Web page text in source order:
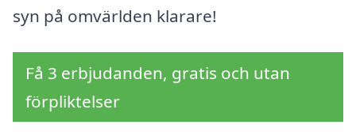
syn på omvärlden klarare!
Få 3 erbjudanden, gratis och utan
förpliktelser